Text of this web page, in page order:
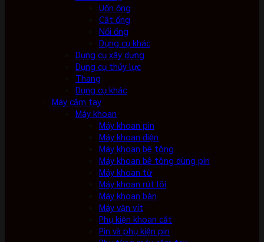
Uốn ống
Cắt ống
Nối ống
Dụng cụ khác
Dụng cụ xây dựng
Dụng cụ thủy lực
Thang
Dụng cụ khác
Máy cầm tay
Máy khoan
Máy khoan pin
Máy khoan điện
Máy khoan bê tông
Máy khoan bê tông dùng pin
Máy khoan từ
Máy khoan rút lõi
Máy khoan bàn
Máy vặn vít
Phụ kiện khoan cắt
Pin và phụ kiện pin